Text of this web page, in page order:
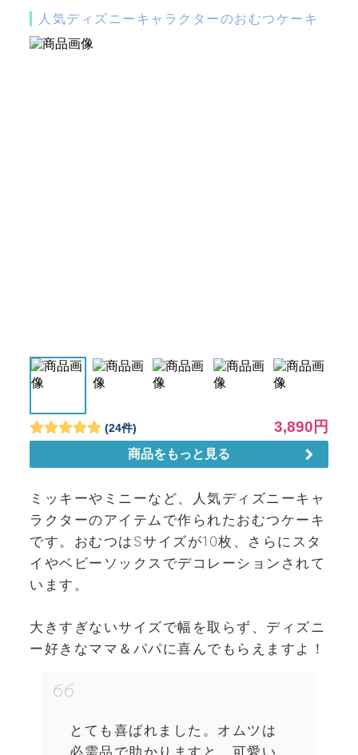
人気ディズニーキャラクターのおむつケーキ
ミッキーやミニーなど、人気ディズニーキャ
ラクターのアイテムで作られたおむつケーキ
です。おむつはSサイズが10枚、さらにスタ
イやベビーソックスでデコレーションされて
います。
大きすぎないサイズで幅を取らず、ディズニ
ー好きなママ＆パパに喜んでもらえますよ！
とても喜ばれました。オムツは